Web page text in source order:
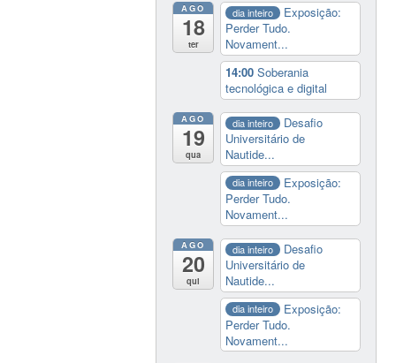
AGO
18
ter
dia inteiro
Exposição:
Perder Tudo.
Novament...
14:00Soberania
tecnológica e digital
AGO
19
qua
dia inteiro
Desafio
Universitário de
Nautide...
dia inteiro
Exposição:
Perder Tudo.
Novament...
AGO
20
qui
dia inteiro
Desafio
Universitário de
Nautide...
dia inteiro
Exposição:
Perder Tudo.
Novament...